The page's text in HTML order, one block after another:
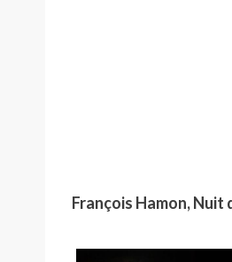
François Hamon, Nuit